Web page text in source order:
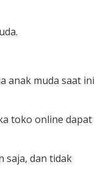
anak muda saat ini
toko online dapat
saja, dan tidak